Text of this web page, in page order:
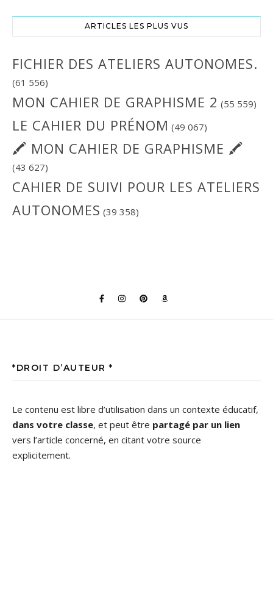
ARTICLES LES PLUS VUS
FICHIER DES ATELIERS AUTONOMES.
(61 556)
MON CAHIER DE GRAPHISME 2 (55 559)
LE CAHIER DU PRÉNOM (49 067)
🖍 MON CAHIER DE GRAPHISME 🖍
(43 627)
CAHIER DE SUIVI POUR LES ATELIERS
AUTONOMES (39 358)
*DROIT D’AUTEUR *
Le contenu est libre d’utilisation dans un contexte éducatif,
dans votre classe, et peut être partagé par un lien
vers l’article concerné, en citant votre source
explicitement.